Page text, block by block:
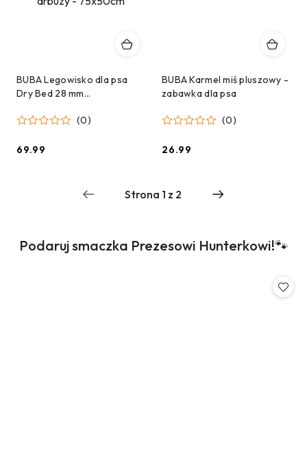
BUBA Legowisko dla psa
Dry Bed 28 mm
arbuzy - 75x50cm
(0)
Cena:
69.99
BUBA Karmel miś pluszowy -
zabawka dla psa
(0)
Cena:
26.99
Pomiń karuzelę produktów
Produkty
Podaruj smaczka Prezesowi Hunterkowi!🐾